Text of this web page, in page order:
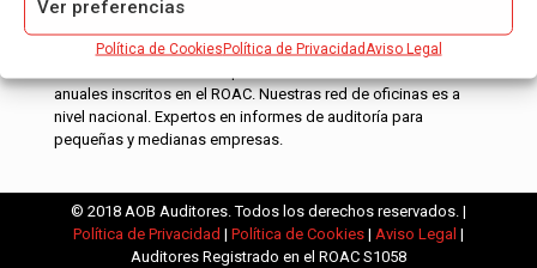
Ver preferencias
Política de CookiesPolítica de Privacidad Aviso Legal
anuales inscritos en el ROAC. Nuestras red de oficinas es a
nivel nacional. Expertos en informes de auditoría para
pequeñas y medianas empresas.
© 2018 AOB Auditores. Todos los derechos reservados. |
Política de Privacidad | Política de Cookies | Aviso Legal |
Auditores Registrado en el ROAC S1058